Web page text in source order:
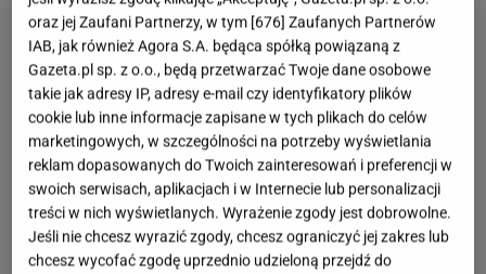
oraz jej Zaufani Partnerzy, w tym [676] Zaufanych Partnerów
IAB, jak również Agora S.A. będąca spółką powiązaną z
Gazeta.pl sp. z o.o., będą przetwarzać Twoje dane osobowe
takie jak adresy IP, adresy e-mail czy identyfikatory plików
cookie lub inne informacje zapisane w tych plikach do celów
marketingowych, w szczególności na potrzeby wyświetlania
reklam dopasowanych do Twoich zainteresowań i preferencji w
swoich serwisach, aplikacjach i w Internecie lub personalizacji
treści w nich wyświetlanych. Wyrażenie zgody jest dobrowolne.
Jeśli nie chcesz wyrazić zgody, chcesz ograniczyć jej zakres lub
chcesz wycofać zgodę uprzednio udzieloną przejdź do